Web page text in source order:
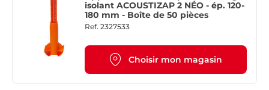
isolant ACOUSTIZAP 2 NÉO - ép. 120-
180 mm - Boîte de 50 pièces
Ref. 2327533
Choisir mon magasin